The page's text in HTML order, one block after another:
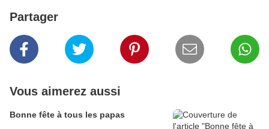
Partager
Vous aimerez aussi
Bonne fête à tous les papas